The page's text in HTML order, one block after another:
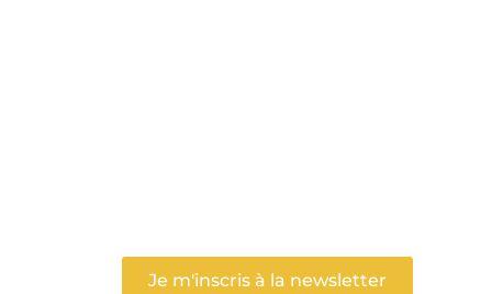
Je m'inscris à la newsletter